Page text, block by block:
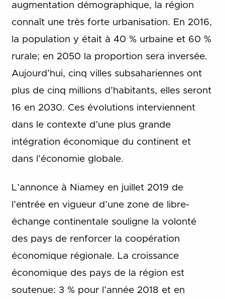
augmentation démographique, la région
connaît une très forte urbanisation. En 2016,
la population y était à 40 % urbaine et 60 %
rurale; en 2050 la proportion sera inversée.
Aujourd’hui, cinq villes subsahariennes ont
plus de cinq millions d’habitants, elles seront
16 en 2030. Ces évolutions interviennent
dans le contexte d’une plus grande
intégration économique du continent et
dans l’économie globale.
L’annonce à Niamey en juillet 2019 de
l’entrée en vigueur d’une zone de libre-
échange continentale souligne la volonté
des pays de renforcer la coopération
économique régionale. La croissance
économique des pays de la région est
soutenue: 3 % pour l’année 2018 et en